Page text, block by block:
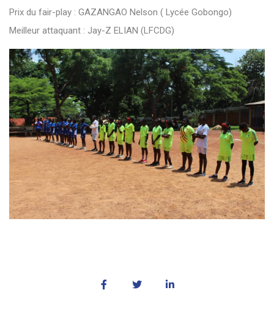
Prix du fair-play : GAZANGAO Nelson ( Lycée Gobongo)
Meilleur attaquant : Jay-Z ELIAN (LFCDG)